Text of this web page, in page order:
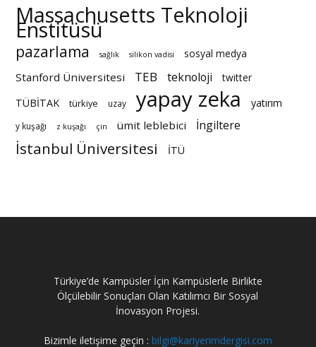
Massachusetts Teknoloji
Enstitüsü
pazarlama sağlık silikon vadisi sosyal medya
Stanford Üniversitesi TEB teknoloji
twitter
TÜBİTAK
türkiye uzay yapay zeka yatırım
y kuşağı z kuşağı çin ümit leblebici İngiltere
İstanbul Üniversitesi İTÜ
Türkiye’de Kampüsler İçin Kampüslerle Birlikte
Ölçülebilir Sonuçları Olan Katılımcı Bir Sosyal
İnovasyon Projesi.
Bizimle iletişime geçin : bilgi@kariyerimdergisi.com